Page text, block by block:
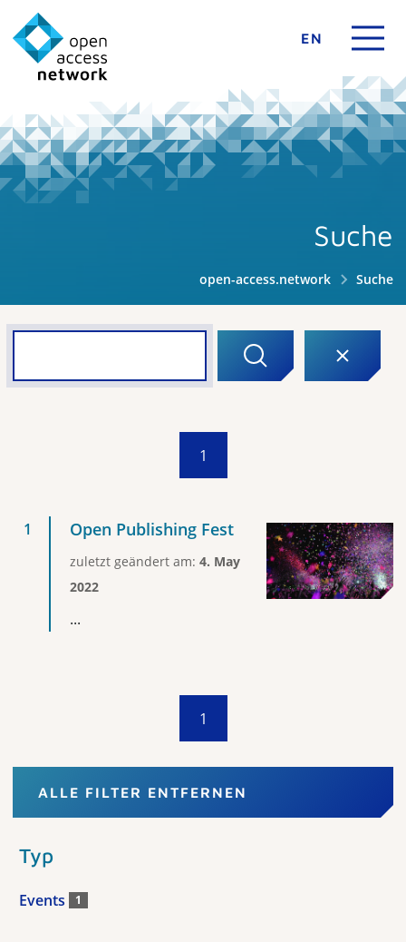
EN
Suche
open-access.network Suche
1
Open Publishing Fest
zuletzt geändert am: 4. May
2022
...
1
ALLE FILTER ENTFERNEN
Typ
Events 1